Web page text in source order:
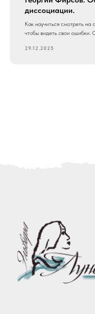
диссоциации.
Как научиться смотреть на
чтобы видеть свои
29.12.2025
Контакты
Политика конфиденциальности
Контакты